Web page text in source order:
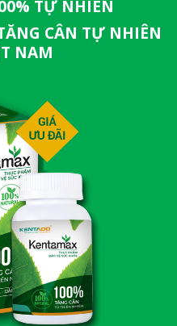
CÂN TỰ NHIÊN
NAM